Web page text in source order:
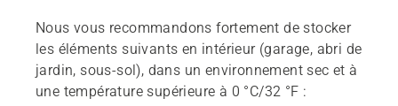
Nous vous recommandons fortement de stocker
les éléments suivants en intérieur (garage, abri de
jardin, sous-sol), dans un environnement sec et à
une température supérieure à 0 °C/32 °F :